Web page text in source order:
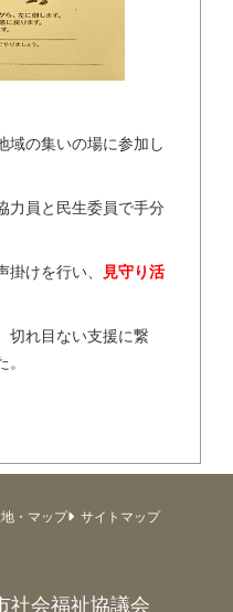
域の集いの場に参加し
力員と民生委員で手分
けを行い、
見守り活
切れ目ない支援に繋
・マップ
サイトマップ
社会福祉協議会